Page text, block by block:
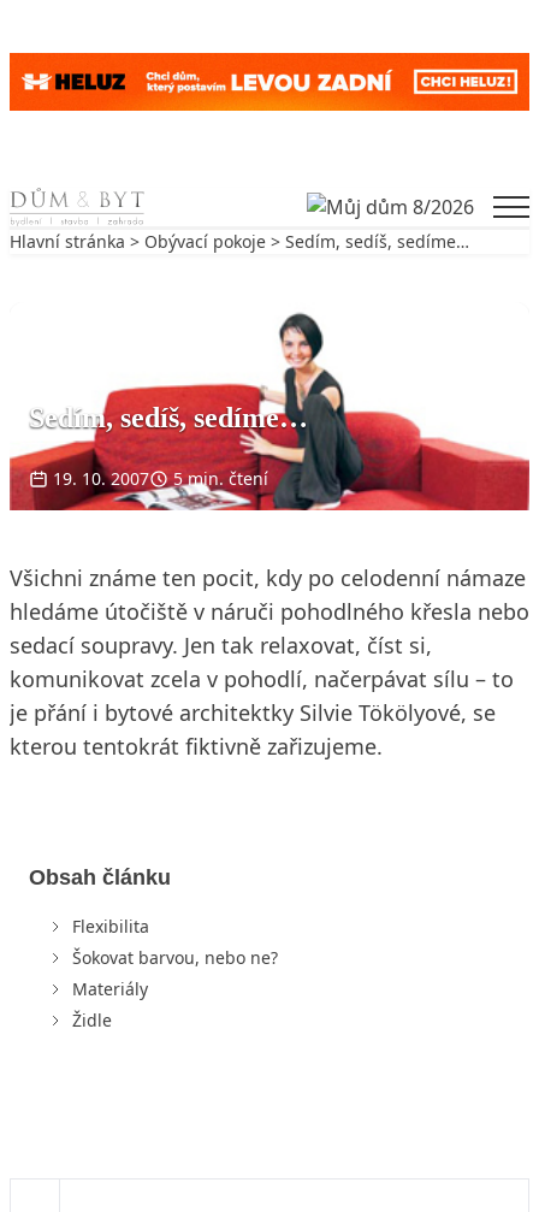
Skip to content
Hlavní stránka > Obývací pokoje > Sedím, sedíš, sedíme…
Sedím, sedíš, sedíme…
19. 10. 2007 5 min. čtení
Všichni známe ten pocit, kdy po celodenní námaze
hledáme útočiště v náruči pohodlného křesla nebo
sedací soupravy. Jen tak relaxovat, číst si,
komunikovat zcela v pohodlí, načerpávat sílu – to
je přání i bytové architektky Silvie Tökölyové, se
kterou tentokrát fiktivně zařizujeme.
Obsah článku
Flexibilita
Šokovat barvou, nebo ne?
Materiály
Židle